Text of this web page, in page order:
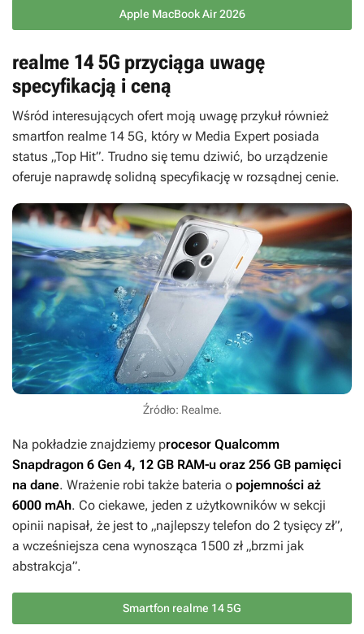
Apple MacBook Air 2026
realme 14 5G przyciąga uwagę
specyfikacją i ceną
Wśród interesujących ofert moją uwagę przykuł również
smartfon realme 14 5G, który w Media Expert posiada
status „Top Hit”. Trudno się temu dziwić, bo urządzenie
oferuje naprawdę solidną specyfikację w rozsądnej cenie.
Źródło: Realme.
Na pokładzie znajdziemy procesor Qualcomm
Snapdragon 6 Gen 4, 12 GB RAM-u oraz 256 GB pamięci
na dane. Wrażenie robi także bateria o pojemności aż
6000 mAh. Co ciekawe, jeden z użytkowników w sekcji
opinii napisał, że jest to „najlepszy telefon do 2 tysięcy zł”,
a wcześniejsza cena wynosząca 1500 zł „brzmi jak
abstrakcja”.
Smartfon realme 14 5G